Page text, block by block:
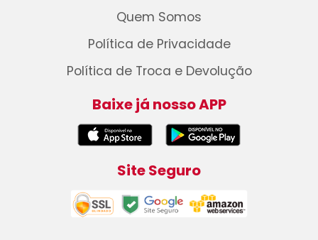
Quem Somos
Política de Privacidade
Política de Troca e Devolução
Baixe já nosso APP
Site Seguro